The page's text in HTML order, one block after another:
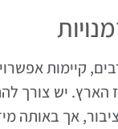
קיימות
הארץ. יש צורך
אך באותה